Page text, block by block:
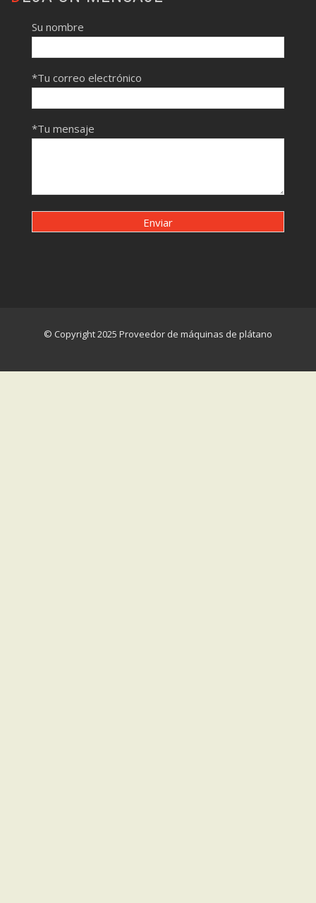
Su nombre
*Tu correo electrónico
*Tu mensaje
© Copyright 2025 Proveedor de máquinas de plátano